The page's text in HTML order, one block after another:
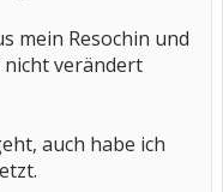
mein Resochin und
verändert
auch habe ich